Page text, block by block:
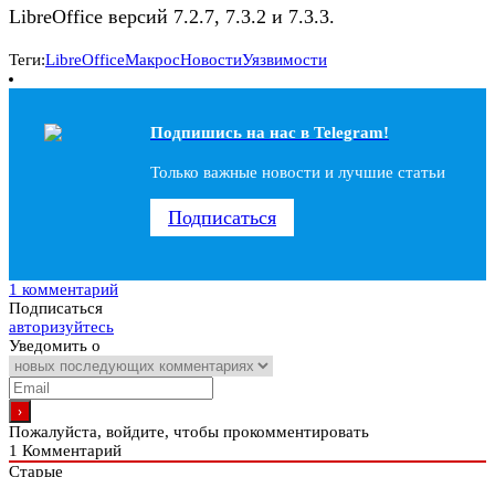
LibreOffice версий 7.2.7, 7.3.2 и 7.3.3.
Теги:LibreOfficeМакросНовостиУязвимости
Подпишись на наc в Telegram!
Только важные новости и лучшие статьи
Подписаться
1 комментарий
Подписаться
авторизуйтесь
Уведомить о
Пожалуйста, войдите, чтобы прокомментировать
1 Комментарий
Старые